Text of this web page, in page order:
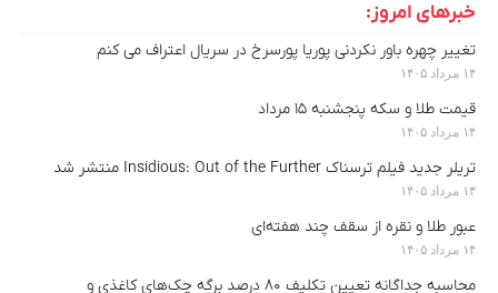
خبرهای امروز:
تغییر چهره باور نکردنی پوریا پورسرخ در سریال اعتراف می کنم
۱۴ مرداد ۱۴۰۵
قیمت طلا و سکه پنجشنبه ۱۵ مرداد
۱۴ مرداد ۱۴۰۵
تریلر جدید فیلم ترسناک Insidious: Out of the Further منتشر شد
۱۴ مرداد ۱۴۰۵
عبور طلا و نقره از سقف چند هفته‌ای
۱۴ مرداد ۱۴۰۵
محاسبه جداگانه تعیین تکلیف ۸۰ درصد برگه چک‌های کاغذی و